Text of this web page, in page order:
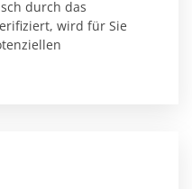
durch das
wird für Sie